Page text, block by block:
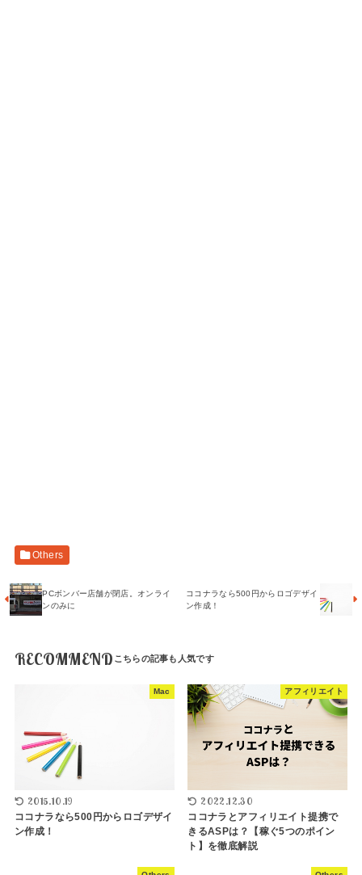
Others
PCボンバー店舗が閉店。オンライ
ンのみに
ココナラなら500円からロゴデザイ
ン作成！
RECOMMEND
Mac
2015.10.19
ココナラなら500円からロゴデザイ
ン作成！
アフィリエイト
2022.12.30
ココナラとアフィリエイト提携で
きるASPは？【稼ぐ5つのポイン
ト】を徹底解説